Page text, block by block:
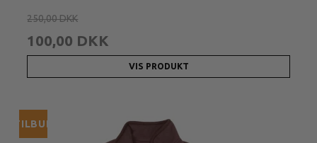
250,00 DKK
100,00 DKK
VIS PRODUKT
TILBUD